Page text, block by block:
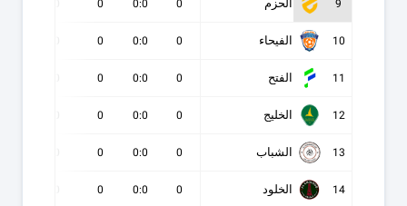
9 الحزم 0
0:0
0
10 الفيحاء 0
0:0
0
11 الفتح 0
0:0
0
12 الخليج 0
0:0
0
13 الشباب 0
0:0
0
14 الخلود 0
0:0
0